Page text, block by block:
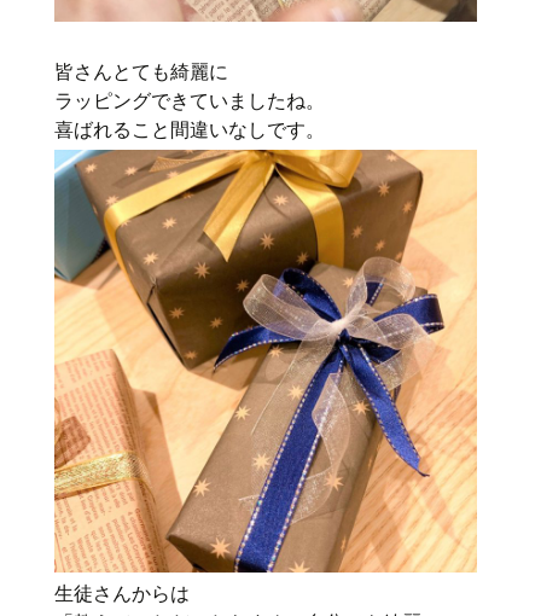
皆さんとても綺麗に
ラッピングできていましたね。
喜ばれること間違いなしです。
生徒さんからは